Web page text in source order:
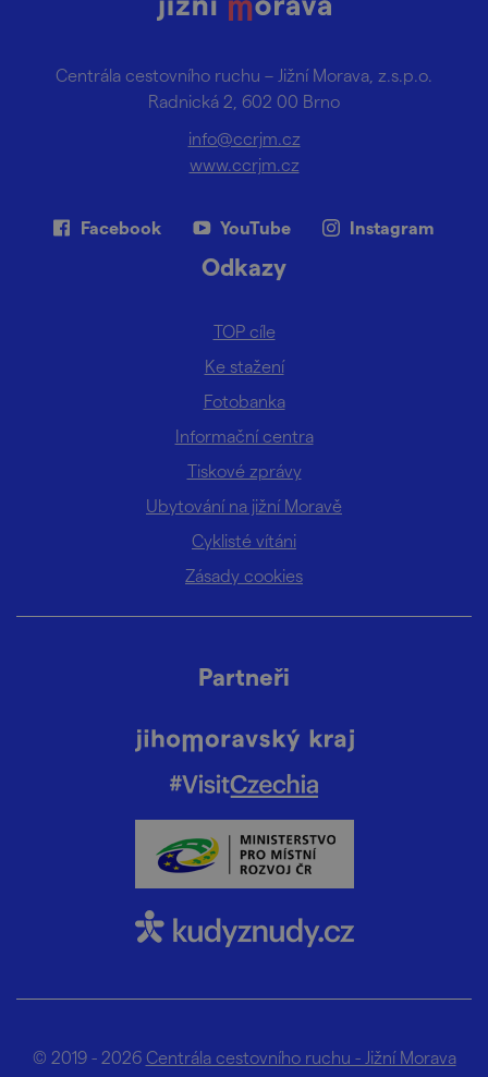
Centrála cestovního ruchu – Jižní Morava, z.s.p.o.
Radnická 2, 602 00 Brno
info@ccrjm.cz
www.ccrjm.cz
Facebook YouTube Instagram
Odkazy
TOP cíle
Ke stažení
Fotobanka
Informační centra
Tiskové zprávy
Ubytování na jižní Moravě
Cyklisté vítáni
Zásady cookies
Partneři
© 2019 - 2026 Centrála cestovního ruchu - Jižní Morava